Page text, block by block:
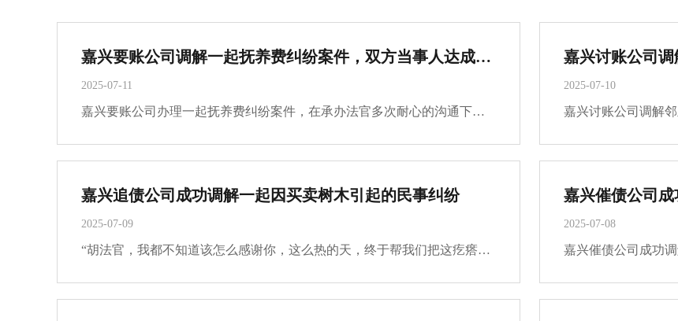
嘉兴要账公司调解一起抚养费纠纷案件，双方当事人达成调解协议，当庭给付两万元
2025-07-11
嘉兴要账公司办理一起抚养费纠纷案件，在承办法官多次耐心的沟通下，双方当事人达成调解协议，当庭给付两万元，有效维护了未成年人的合法权益。原告李某与被告王某于2018年协议离婚，双方约定两个孩子由原告抚养，被告王某每年向原告支付抚养费一万元，合计支···
2025-07-10
嘉兴追债公司成功调解一起因买卖树木引起的民事纠纷
2025-07-09
“胡法官，我都不知道该怎么感谢你，这么热的天，终于帮我们把这疙瘩解开了，这下心里敞亮了！”7月8日正午，气温突破40℃，隋某某紧紧握着法官胡文展的手，额头上的汗水混着笑意滚落。“千万别客气，这都是我们应该做的。”胡文展法官边擦着额头的汗，边笑着···
2025-07-08